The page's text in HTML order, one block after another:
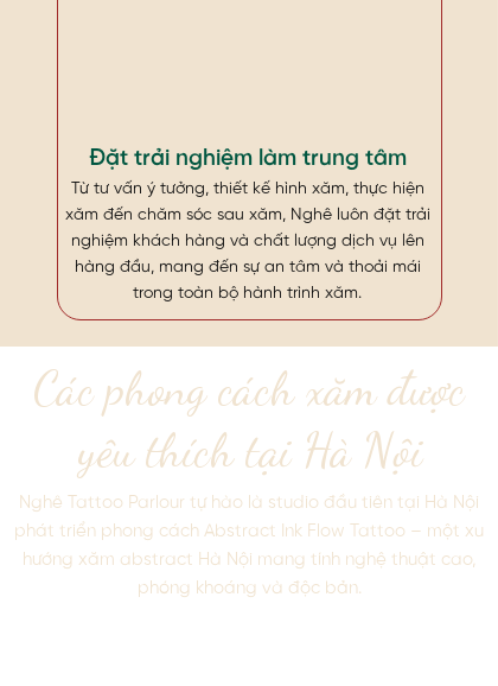
Đặt trải nghiệm làm trung tâm
Từ tư vấn ý tưởng, thiết kế hình xăm, thực hiện
xăm đến chăm sóc sau xăm, Nghê luôn đặt trải
nghiệm khách hàng và chất lượng dịch vụ lên
hàng đầu, mang đến sự an tâm và thoải mái
trong toàn bộ hành trình xăm.
Nghê Tattoo Parlour tự hào là studio đầu tiên tại Hà Nội
phát triển phong cách Abstract Ink Flow Tattoo – một xu
hướng xăm abstract Hà Nội mang tính nghệ thuật cao,
phóng khoáng và độc bản.
Các phong cách xăm được
yêu thích tại Hà Nội